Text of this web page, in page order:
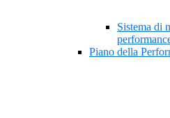
Sistema di
Piano della